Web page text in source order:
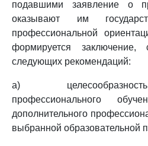
подавшими заявление о
оказывают им
профессиональной
формируется
следующих рекомендаций:
а)
профессионального
дополнительного
выбранной образовательной